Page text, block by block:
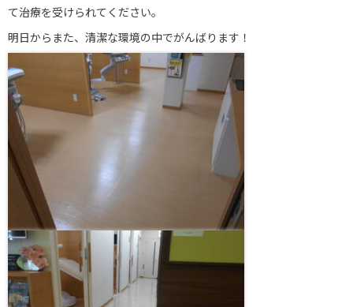
て治療を受けられてください。
明日からまた、清潔な環境の中でがんばります！